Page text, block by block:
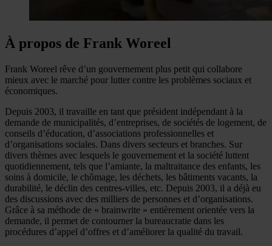
À propos de Frank Woreel
Frank Woreel rêve d’un gouvernement plus petit qui collabore
mieux avec le marché pour lutter contre les problèmes sociaux et
économiques.
Depuis 2003, il travaille en tant que président indépendant à la
demande de municipalités, d’entreprises, de sociétés de logement, de
conseils d’éducation, d’associations professionnelles et
d’organisations sociales. Dans divers secteurs et branches. Sur
divers thèmes avec lesquels le gouvernement et la société luttent
quotidiennement, tels que l’amiante, la maltraitance des enfants, les
soins à domicile, le chômage, les déchets, les bâtiments vacants, la
durabilité, le déclin des centres-villes, etc. Depuis 2003, il a déjà eu
des discussions avec des milliers de personnes et d’organisations.
Grâce à sa méthode de « brainwrite » entièrement orientée vers la
demande, il permet de contourner la bureaucratie dans les
procédures d’appel d’offres et d’améliorer la qualité du travail.